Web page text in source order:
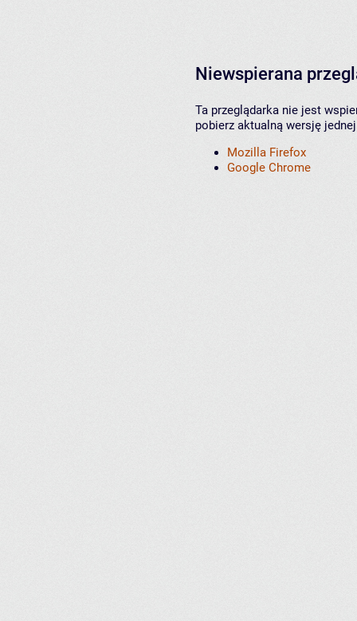
Niewspierana
Ta przeglądarka nie jest
pobierz aktualną wersję
Mozilla Firefox
Google Chrome